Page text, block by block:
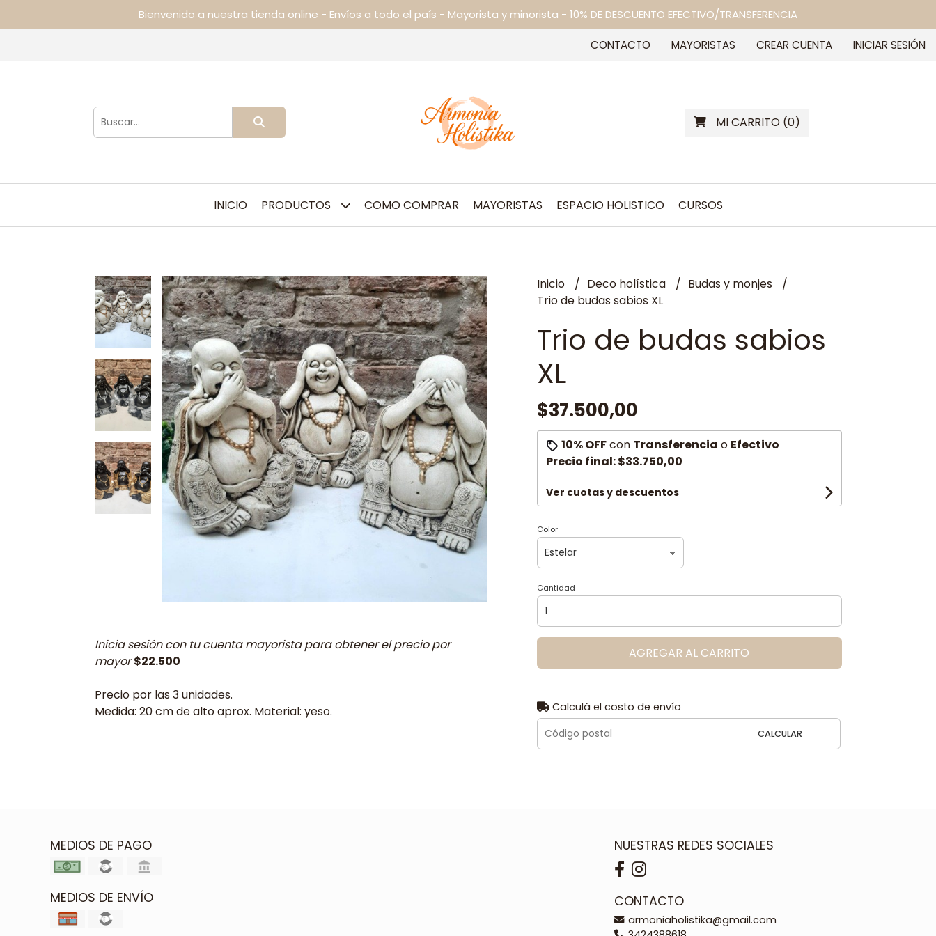
Bienvenido a nuestra tienda online - Envíos a todo el país - Mayorista y minorista - 10% DE DESCUENTO EFECTIVO/TRANSFERENCIA
CONTACTO MAYORISTAS CREAR CUENTA INICIAR SESIÓN
MI CARRITO(0)
INICIO PRODUCTOS COMO COMPRAR MAYORISTAS ESPACIO HOLISTICO CURSOS
Inicia sesión con tu cuenta mayorista para obtener el precio por
mayor$22.500
Precio por las 3 unidades.
Medida: 20 cm de alto aprox. Material: yeso.
Inicio Deco holística
Budas y monjes
Trio de budas sabios XL
Trio de budas sabios
XL
$37.500,00
10% OFFcon Transferencia o Efectivo
Precio final:$33.750,00
Ver cuotas y descuentos
Color
Cantidad
AGREGAR AL CARRITO
Calculá el costo de envío
CALCULAR
MEDIOS DE PAGO
MEDIOS DE ENVÍO
NUESTRAS REDES SOCIALES
CONTACTO
armoniaholistika@gmail.com